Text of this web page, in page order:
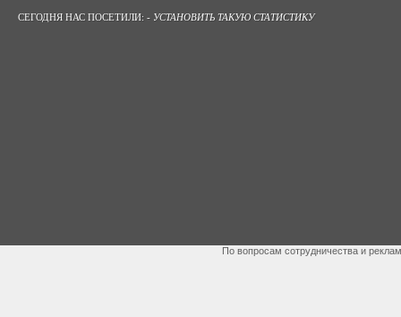
СЕГОДНЯ НАС ПОСЕТИЛИ: - УСТАНОВИТЬ ТАКУЮ СТАТИСТИКУ
По вопросам сотрудничества и